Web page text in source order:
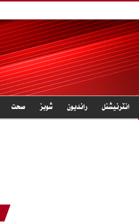
انٽرنيشنل رانديون شوبز صحت